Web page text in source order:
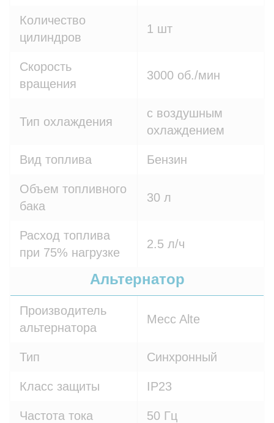
Количество
цилиндров
1 шт
Скорость
вращения
3000 об./мин
Тип охлаждения
с воздушным
охлаждением
Вид топлива Бензин
Объем топливного
бака
30 л
Расход топлива
при 75% нагрузке
2.5 л/ч
Альтернатор
Производитель
альтернатора
Mecc Alte
Тип Синхронный
Класс защиты IP23
Частота тока 50 Гц